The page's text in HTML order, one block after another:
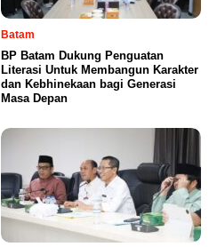
Batam
BP Batam Dukung Penguatan
Literasi Untuk Membangun Karakter
dan Kebhinekaan bagi Generasi
Masa Depan